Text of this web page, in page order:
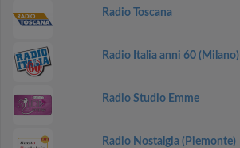
Radio Toscana
Radio Italia anni 60 (Milano)
Radio Studio Emme
Radio Nostalgia (Piemonte)